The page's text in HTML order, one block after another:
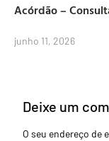
Acórdão –
junho 11, 2026
Deixe um
O seu endereço de